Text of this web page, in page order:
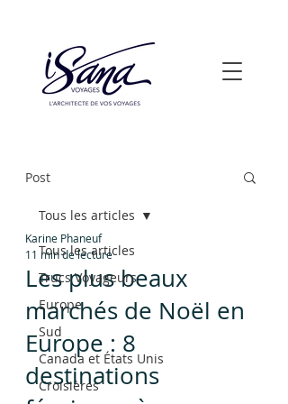
Post
Tous les articles
Trucs Voyageurs
Europe
Sud
Canada et États Unis
Croisières
Tous les articles
Les plus beaux
marchés de Noël en
Europe : 8
destinations
Karine Phaneuf
11 min de lecture